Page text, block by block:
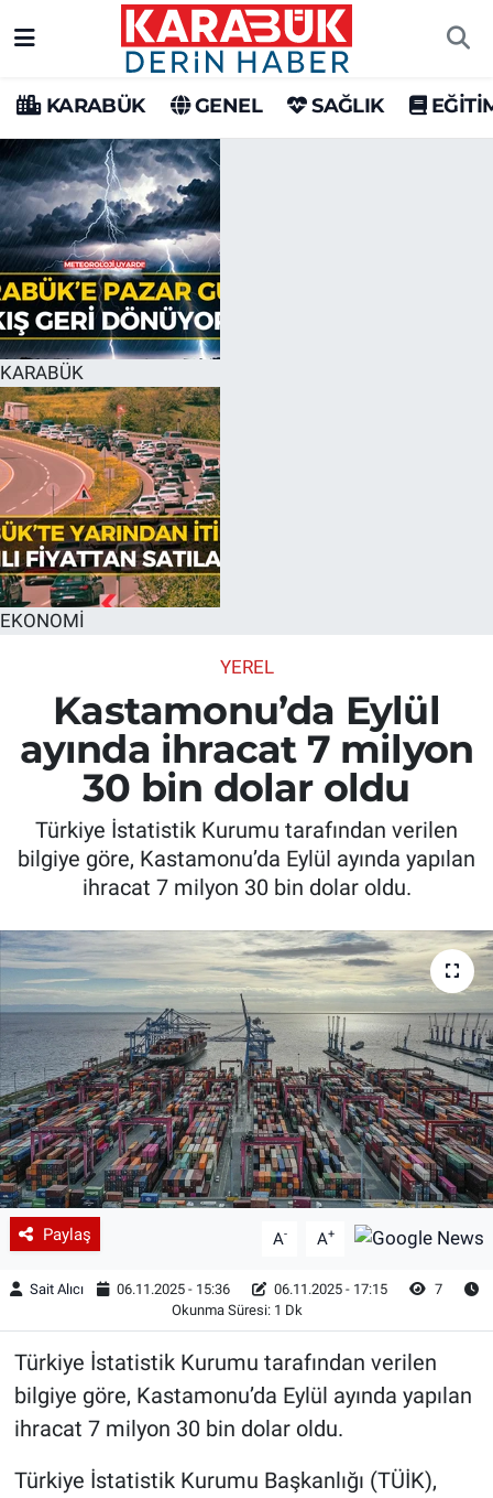
KARABÜK GENEL SAĞLIK
KARABÜK
EKONOMİ
YEREL
Kastamonu’da Eylül
ayında ihracat 7 milyon
30 bin dolar oldu
Türkiye İstatistik Kurumu tarafından verilen
bilgiye göre, Kastamonu’da Eylül ayında yapılan
ihracat 7 milyon 30 bin dolar oldu.
Paylaş A- A+
Sait Alıcı 06.11.2025 - 15:36 06.11.2025 - 17:15
7
Okunma Süresi: 1 Dk
Türkiye İstatistik Kurumu tarafından verilen
bilgiye göre, Kastamonu’da Eylül ayında yapılan
ihracat 7 milyon 30 bin dolar oldu.
Türkiye İstatistik Kurumu Başkanlığı (TÜİK),
Karabük Hava Durumu
Karabük Trafik Yoğunluk Haritası
Süper Lig Puan Durumu ve Fikstür
Tüm Manşetler
Son Dakika Haberleri
Haber Arşivi